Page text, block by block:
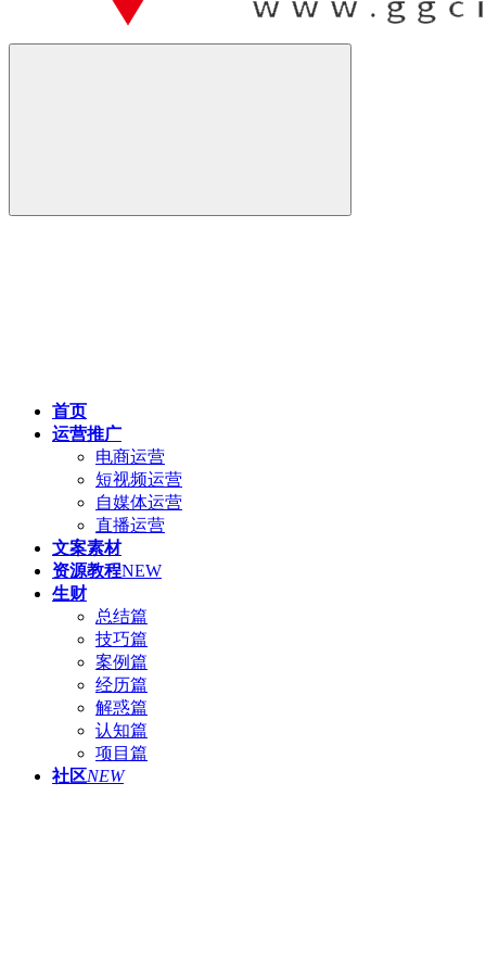
首页
运营推广
电商运营
短视频运营
自媒体运营
直播运营
文案素材
资源教程NEW
生财
总结篇
技巧篇
案例篇
经历篇
解惑篇
认知篇
项目篇
社区NEW